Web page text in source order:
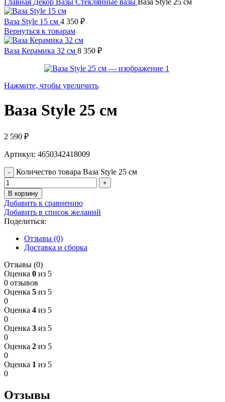
Главная Декор Вазы Стеклянные вазы Ваза Style 25 см
Ваза Style 15 см 4 350 ₽
Вернуться к товарам
Ваза Керамика 32 см 8 350 ₽
Нажмите, чтобы увеличить
Ваза Style 25 см
2 590 ₽
Артикул: 4650342418009
Количество товара Ваза Style 25 см
В корзину
Добавить к сравнению
Добавить в список желаний
Поделиться:
Отзывы (0)
Доставка и сборка
Отзывы (0)
Оценка 0 из 5
0 отзывов
Оценка 5 из 5
0
Оценка 4 из 5
0
Оценка 3 из 5
0
Оценка 2 из 5
0
Оценка 1 из 5
0
Отзывы